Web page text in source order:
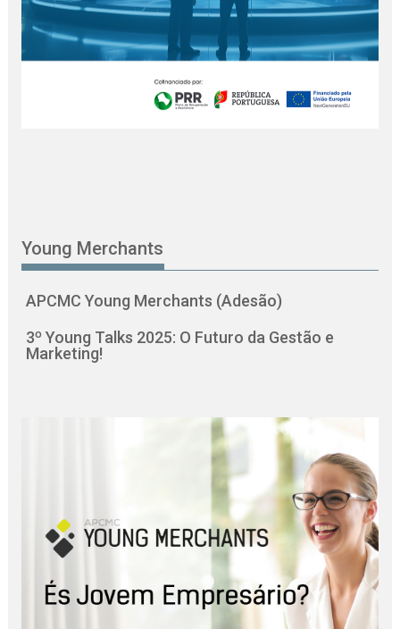
Young Merchants
APCMC Young Merchants (Adesão)
3º Young Talks 2025: O Futuro da Gestão e
Marketing!